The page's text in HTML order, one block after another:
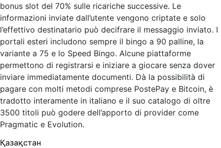
bonus slot del 70% sulle ricariche successive. Le
informazioni inviate dall’utente vengono criptate e solo
l’effettivo destinatario può decifrare il messaggio inviato. I
portali esteri includono sempre il bingo a 90 palline, la
variante a 75 e lo Speed Bingo. Alcune piattaforme
permettono di registrarsi e iniziare a giocare senza dover
inviare immediatamente documenti. Dà la possibilità di
pagare con molti metodi comprese PostePay e Bitcoin, è
tradotto interamente in italiano e il suo catalogo di oltre
3500 titoli può godere dell’apporto di provider come
Pragmatic e Evolution.
Қазақстан